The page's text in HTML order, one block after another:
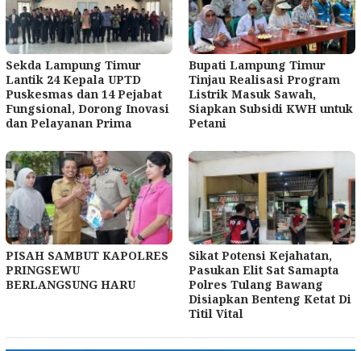
Sekda Lampung Timur
Lantik 24 Kepala UPTD
Puskesmas dan 14 Pejabat
Fungsional, Dorong Inovasi
dan Pelayanan Prima
Bupati Lampung Timur
Tinjau Realisasi Program
Listrik Masuk Sawah,
Siapkan Subsidi KWH untuk
Petani
PISAH SAMBUT KAPOLRES
PRINGSEWU
BERLANGSUNG HARU
Sikat Potensi Kejahatan,
Pasukan Elit Sat Samapta
Polres Tulang Bawang
Disiapkan Benteng Ketat Di
Titil Vital